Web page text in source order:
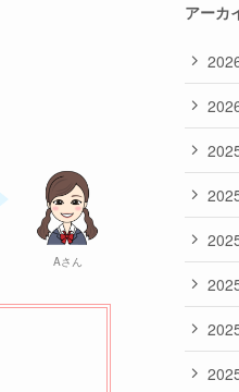
Aさん
アーカ